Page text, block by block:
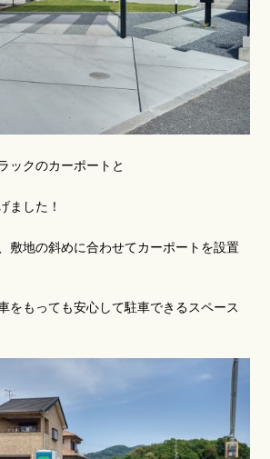
ックのカーポートと
ました！
敷地の斜めに合わせてカーポートを設置
をもっても安心して駐車できるスペース